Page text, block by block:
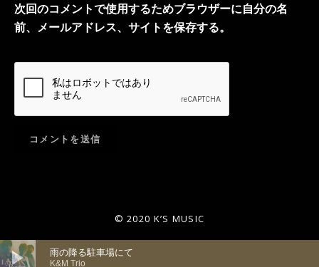
次回のコメントで使用するためブラウザーに自分の名
前、メールアドレス、サイトを保存する。
© 2020 K’S MUSIC
音声プレーヤー
K&M Trio
雨の降る駐車場にて